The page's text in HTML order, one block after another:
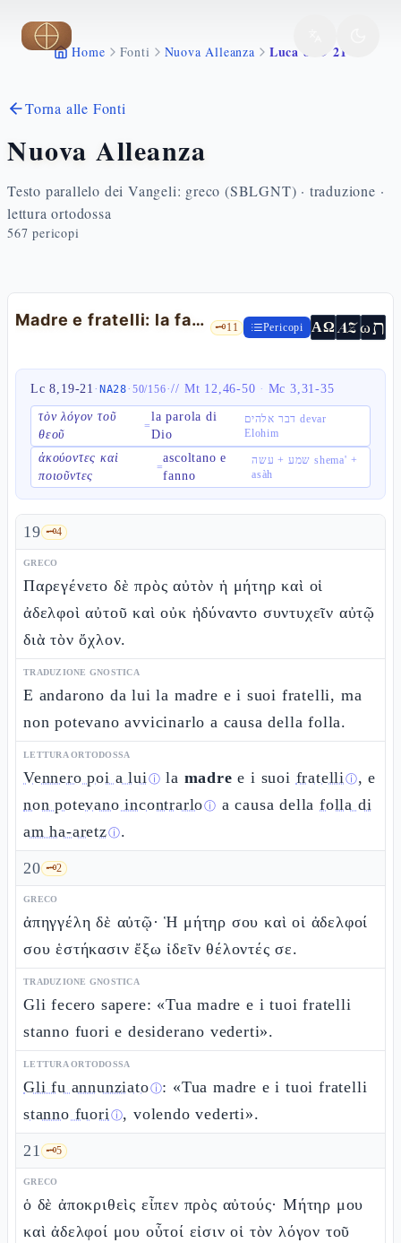
Vai al contenuto principale
Home Fonti Nuova Alleanza Luca 8 19 21
Torna alle Fonti
Nuova Alleanza
Testo parallelo dei Vangeli: greco (SBLGNT) · traduzione ·
lettura ortodossa
567 pericopi
Madre e fratelli: la famiglia della Parola — Lc 8,19-21 🗝️11 Pericopi ΑΩ AZωת
Lc 8,19-21 · NA28· 50/156·// Mt 12,46-50 · Mc 3,31-35
τὸν λόγον τοῦ
θεοῦ
=
la parola di
Dio
דבר אלהים devar
Elohim
ἀκούοντες καὶ
ποιοῦντες
=
ascoltano e
fanno
שמע + עשה shema' +
asàh
19 🗝️4
GRECO
Παρεγένετο δὲ πρὸς αὐτὸν ἡ μήτηρ καὶ οἱ
ἀδελφοὶ αὐτοῦ καὶ οὐκ ἠδύναντο συντυχεῖν αὐτῷ
διὰ τὸν ὄχλον.
TRADUZIONE GNOSTICA
E andarono da lui la madre e i suoi fratelli, ma
non potevano avvicinarlo a causa della folla.
LETTURA ORTODOSSA
Vennero poi a luiⓘ la madre e i suoi fratelliⓘ, e
non potevano incontrarloⓘ a causa dellafolla di
am ha-aretzⓘ.
20 🗝️2
GRECO
ἀπηγγέλη δὲ αὐτῷ· Ἡ μήτηρ σου καὶ οἱ ἀδελφοί
σου ἑστήκασιν ἔξω ἰδεῖν θέλοντές σε.
TRADUZIONE GNOSTICA
Gli fecero sapere: «Tua madre e i tuoi fratelli
stanno fuori e desiderano vederti».
LETTURA ORTODOSSA
Gli fu annunziatoⓘ: «Tua madre e i tuoi fratelli
stanno fuoriⓘ, volendo vederti».
21 🗝️5
GRECO
ὁ δὲ ἀποκριθεὶς εἶπεν πρὸς αὐτούς· Μήτηρ μου
καὶ ἀδελφοί μου οὗτοί εἰσιν οἱ τὸν λόγον τοῦ